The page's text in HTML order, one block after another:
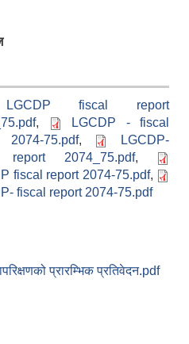
LGCDP fiscal report
,
LGCDP - fiscal
2074-75.pdf,
LGCDP-
report 2074_75.pdf,
fiscal report 2074-75.pdf,
fiscal report 2074-75.pdf
प्रारम्भिक प्रतिवेदन.pdf